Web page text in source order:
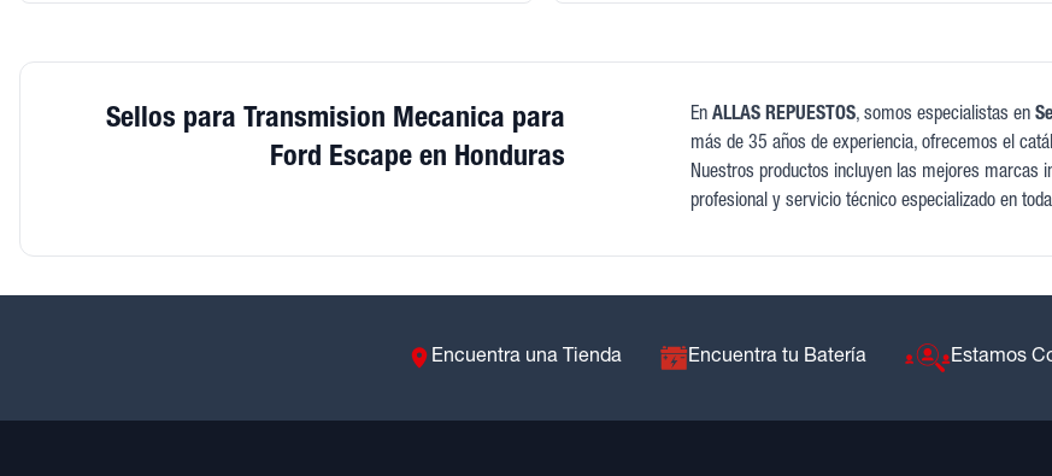
Sellos para Transmision Mecanica para
Ford Escape en Honduras
En ALLAS REPUESTOS, somos especialistas en
más de 35 años de experiencia, ofrecemos el
Nuestros productos incluyen las mejores marcas
profesional y servicio técnico especializado en
Encuentra una Tienda Encuentra tu Batería Estamos